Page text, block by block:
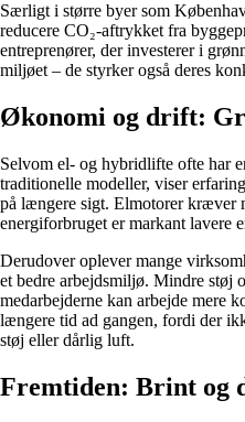
Særligt i større byer som
reducere CO₂-aftrykket fra
entreprenører, der investerer i
miljøet – de styrker også deres
Økonomi og drift:
Selvom el- og hybridlifte ofte har
traditionelle modeller, viser
på længere sigt. Elmotorer kræver
energiforbruget er markant lavere
Derudover oplever mange
et bedre arbejdsmiljø. Mindre støj
medarbejderne kan arbejde mere
længere tid ad gangen, fordi der
støj eller dårlig luft.
Fremtiden: Brint og